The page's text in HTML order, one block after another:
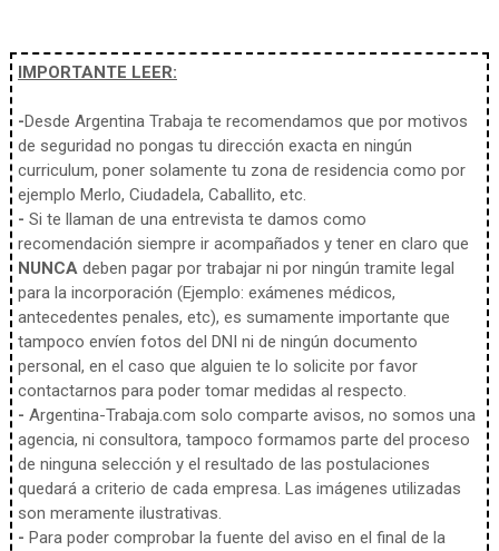
IMPORTANTE LEER:
-Desde Argentina Trabaja te recomendamos que por motivos
de seguridad no pongas tu dirección exacta en ningún
curriculum, poner solamente tu zona de residencia como por
ejemplo Merlo, Ciudadela, Caballito, etc.
- Si te llaman de una entrevista te damos como
recomendación siempre ir acompañados y tener en claro que
NUNCAdeben pagar por trabajar ni por ningún tramite legal
para la incorporación (Ejemplo: exámenes médicos,
antecedentes penales, etc), es sumamente importante que
tampoco envíen fotos del DNI ni de ningún documento
personal, en el caso que alguien te lo solicite por favor
contactarnos para poder tomar medidas al respecto.
- Argentina-Trabaja.com solo comparte avisos, no somos una
agencia, ni consultora, tampoco formamos parte del proceso
de ninguna selección y el resultado de las postulaciones
quedará a criterio de cada empresa. Las imágenes utilizadas
son meramente ilustrativas.
- Para poder comprobar la fuente del aviso en el final de la